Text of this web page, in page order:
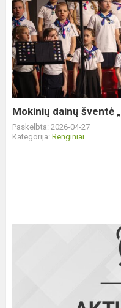
Mokinių
dainų
šventė
„Kelionė
į
Smaragdo
šalį“
Mokinių dainų šventė
Paskelbta: 2026-04-27
Kategorija: Renginiai